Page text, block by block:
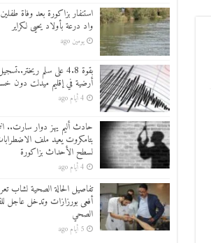
استنفار بزاكورة بعد وفاة
واد درعة بأولاد يحيى لكراير
يومين ago
بقوة 4.8 على سلم
أرضية في إقليم ميدلت دون
4 أيام ago
حادث أليم يهز دوار سارت..
بتامكروت يعيد ملف
لسطح الأحداث بزاكورة
4 أيام ago
تفاصيل الحالة الصحية لشاب
أفعى بورزازات وتدخل عاجل
الصحي
5 أيام ago